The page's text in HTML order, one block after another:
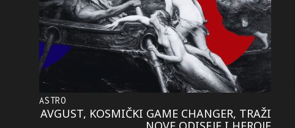
ASTRO
AVGUST, KOSMIČKI GAME CHANGER, TRAŽI